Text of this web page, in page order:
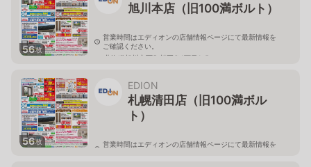
56枚
旭川本店（旧100満ボルト）
営業時間はエディオンの店舗情報ページにて最新情報を
ご確認ください。
北海道旭川市西御料五条1丁目1-5
56枚
EDION
札幌清田店（旧100満ボル
ト）
営業時間はエディオンの店舗情報ページにて最新情報を